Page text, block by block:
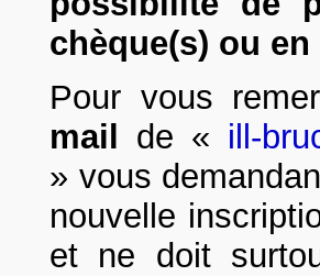
chèque(s) ou en
Pour vous
mail
de « ill-
» vous
nouvelle
et ne doit